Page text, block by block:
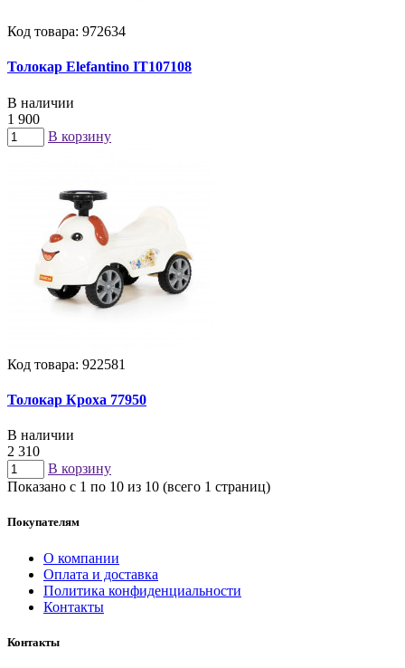
Код товара: 972634
Толокар Elefantino IT107108
В наличии
1 900
В корзину
Код товара: 922581
Толокар Кроха 77950
В наличии
2 310
В корзину
Показано с 1 по 10 из 10 (всего 1 страниц)
Покупателям
О компании
Оплата и доставка
Политика конфиденциальности
Контакты
Контакты